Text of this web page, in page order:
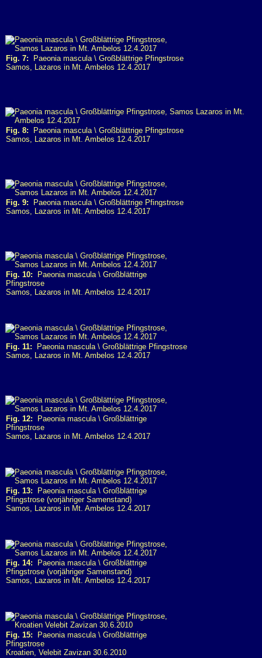
Fig. 7: Paeonia mascula \ Großblättrige Pfingstrose
Samos, Lazaros in Mt. Ambelos 12.4.2017
Fig. 8: Paeonia mascula \ Großblättrige Pfingstrose
Samos, Lazaros in Mt. Ambelos 12.4.2017
Fig. 9: Paeonia mascula \ Großblättrige Pfingstrose
Samos, Lazaros in Mt. Ambelos 12.4.2017
Fig. 10: Paeonia mascula \ Großblättrige
Pfingstrose
Samos, Lazaros in Mt. Ambelos 12.4.2017
Fig. 11: Paeonia mascula \ Großblättrige Pfingstrose
Samos, Lazaros in Mt. Ambelos 12.4.2017
Fig. 12: Paeonia mascula \ Großblättrige
Pfingstrose
Samos, Lazaros in Mt. Ambelos 12.4.2017
Fig. 13: Paeonia mascula \ Großblättrige
Pfingstrose (vorjähriger Samenstand)
Samos, Lazaros in Mt. Ambelos 12.4.2017
Fig. 14: Paeonia mascula \ Großblättrige
Pfingstrose (vorjähriger Samenstand)
Samos, Lazaros in Mt. Ambelos 12.4.2017
Fig. 15: Paeonia mascula \ Großblättrige
Pfingstrose
Kroatien, Velebit Zavizan 30.6.2010